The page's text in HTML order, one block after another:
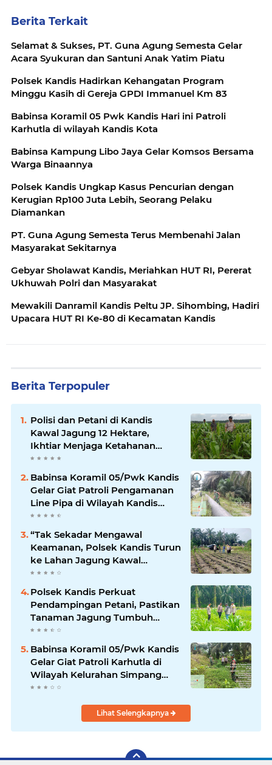
Berita Terkait
Selamat & Sukses, PT. Guna Agung Semesta Gelar
Acara Syukuran dan Santuni Anak Yatim Piatu
Polsek Kandis Hadirkan Kehangatan Program
Minggu Kasih di Gereja GPDI Immanuel Km 83
Babinsa Koramil 05 Pwk Kandis Hari ini Patroli
Karhutla di wilayah Kandis Kota
Babinsa Kampung Libo Jaya Gelar Komsos Bersama
Warga Binaannya
Polsek Kandis Ungkap Kasus Pencurian dengan
Kerugian Rp100 Juta Lebih, Seorang Pelaku
Diamankan
PT. Guna Agung Semesta Terus Membenahi Jalan
Masyarakat Sekitarnya
Gebyar Sholawat Kandis, Meriahkan HUT RI, Pererat
Ukhuwah Polri dan Masyarakat
Mewakili Danramil Kandis Peltu JP. Sihombing, Hadiri
Upacara HUT RI Ke-80 di Kecamatan Kandis
Berita Terpopuler
Polisi dan Petani di Kandis
Kawal Jagung 12 Hektare,
Ikhtiar Menjaga Ketahanan
Pangan
Babinsa Koramil 05/Pwk Kandis
Gelar Giat Patroli Pengamanan
Line Pipa di Wilayah Kandis
Kandis
“Tak Sekadar Mengawal
Keamanan, Polsek Kandis Turun
ke Lahan Jagung Kawal
Ketahanan Pangan
Polsek Kandis Perkuat
Pendampingan Petani, Pastikan
Tanaman Jagung Tumbuh
Optimal Dukung Swasembada
Pangan Nasional
Babinsa Koramil 05/Pwk Kandis
Gelar Giat Patroli Karhutla di
Wilayah Kelurahan Simpang
Belutu
Lihat Selengkapnya